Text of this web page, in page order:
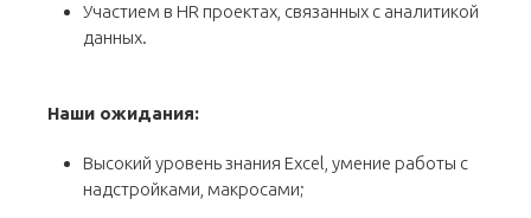
Участием в HR проектах, связанных с аналитикой
данных.
Наши ожидания:
Высокий уровень знания Еxcel, умение работы с
надстройками, макросами;